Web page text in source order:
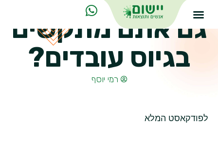
גם אתם מתקשים
בגיוס עובדים?
רמי יוסף
לפודקאסט המלא